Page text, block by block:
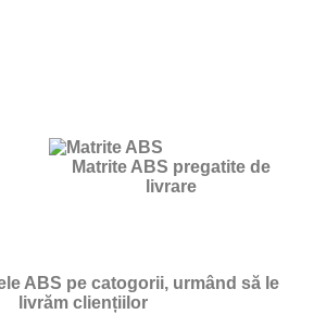
Matrite ABS pregatite de
livrare
ABS pe catogorii, urmând să le
livrăm cliențiilor